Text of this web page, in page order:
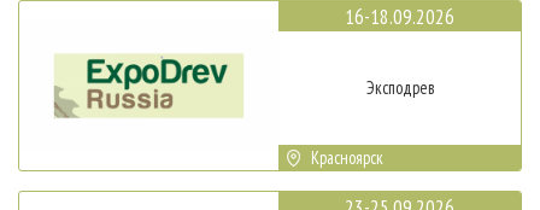
16-18.09.2026
Эксподрев
Красноярск